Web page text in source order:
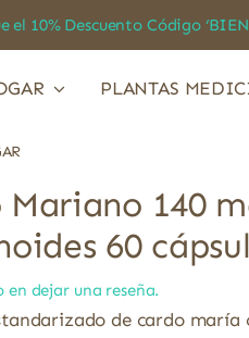
10% Descuento Código
PLANTAS
Mariano 140
60
en dejar una reseña.
de cardo maría